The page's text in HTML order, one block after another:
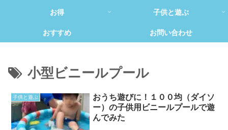
お得
子供と遊ぶ
おすすめ
お問い合わせ
小型ビニールプール
子供と遊ぶ
おうち遊びに！１００均（ダイソ
ー）の子供用ビニールプールで遊
んでみた